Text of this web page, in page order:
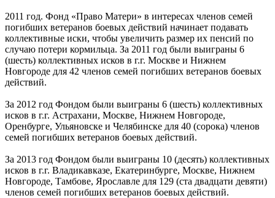
2011 год. Фонд «Право Матери» в интересах членов семей
погибших ветеранов боевых действий начинает подавать
коллективные иски, чтобы увеличить размер их пенсий по
случаю потери кормильца. За 2011 год были выиграны 6
(шесть) коллективных исков в г.г. Москве и Нижнем
Новгороде для 42 членов семей погибших ветеранов боевых
действий.
За 2012 год Фондом были выиграны 6 (шесть) коллективных
исков в г.г. Астрахани, Москве, Нижнем Новгороде,
Оренбурге, Ульяновске и Челябинске для 40 (сорока) членов
семей погибших ветеранов боевых действий.
За 2013 год Фондом были выиграны 10 (десять) коллективных
исков в г.г. Владикавказе, Екатеринбурге, Москве, Нижнем
Новгороде, Тамбове, Ярославле для 129 (ста двадцати девяти)
членов семей погибших ветеранов боевых действий.